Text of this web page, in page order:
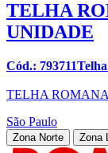
TELHA
UNIDADE
Cód.:
TELHA
São Paulo
Zona Norte Zona